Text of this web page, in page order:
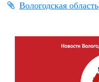
Вологодская область